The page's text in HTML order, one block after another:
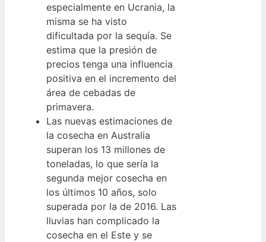
especialmente en Ucrania, la
misma se ha visto
dificultada por la sequía. Se
estima que la presión de
precios tenga una influencia
positiva en el incremento del
área de cebadas de
primavera.
Las nuevas estimaciones de
la cosecha en Australia
superan los 13 millones de
toneladas, lo que sería la
segunda mejor cosecha en
los últimos 10 años, solo
superada por la de 2016. Las
lluvias han complicado la
cosecha en el Este y se